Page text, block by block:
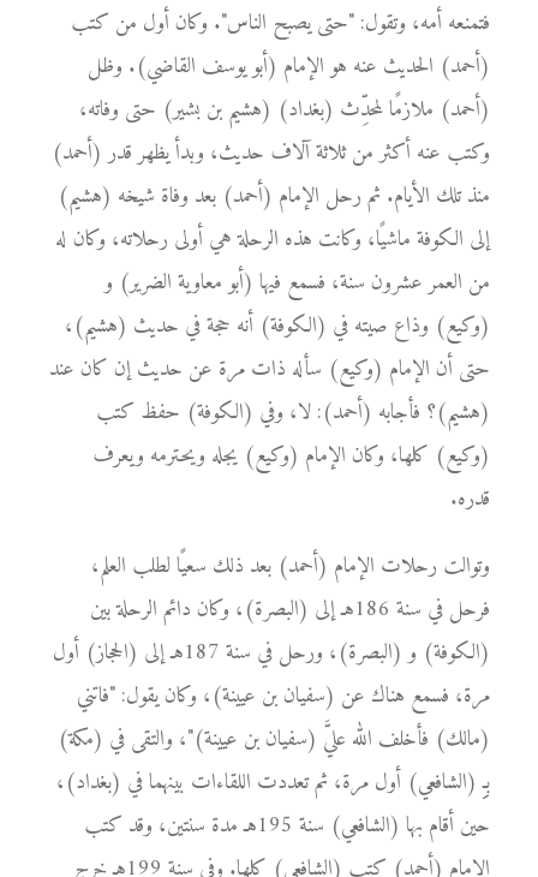
فتمنعه أمه، وتقول: "حتى يصبح الناس". وكان أول من كتب
(أحمد) الحديث عنه هو الإمام (أبو يوسف القاضي). وظل
(أحمد) ملازمًا لمحدِّث (بغداد) (هشيم بن بشير) حتى وفاته،
وكتب عنه أكثر من ثلاثة آلاف حديث، وبدأ يظهر قدر (أحمد)
منذ تلك الأيام. ثم رحل الإمام (أحمد) بعد وفاة شيخه (هشيم)
إلى الكوفة ماشيًا، وكانت هذه الرحلة هي أولى رحلاته، وكان له
من العمر عشرون سنة، فسمع فيها (أبو معاوية الضرير) و
(وكيع) وذاع صيته في (الكوفة) أنه حجة في حديث (هشيم)،
حتى أن الإمام (وكيع) سأله ذات مرة عن حديث إن كان عند
(هشيم)؟ فأجابه (أحمد): لا، وفي (الكوفة) حفظ كتب
(وكيع) كلها، وكان الإمام (وكيع) يجله ويحترمه ويعرف
قدره.
وتوالت رحلات الإمام (أحمد) بعد ذلك سعيًا لطلب العلم،
فرحل في سنة 186هـ إلى (البصرة)، وكان دائم الرحلة بين
(الكوفة) و (البصرة)، ورحل في سنة 187هـ إلى (الحجاز) أول
مرة، فسمع هناك عن (سفيان بن عيينة)، وكان يقول: "فاتني
(مالك) فأخلف الله عليَّ (سفيان بن عيينة)"، والتقى في (مكة)
بـِِِ (الشافعي) أول مرة، ثم تعددت اللقاءات بينهما في (بغداد)،
حين أقام بها (الشافعي) سنة 195هـ مدة سنتين، وقد كتب
الإمام (أحمد) كتب (الشافعي) كلها. وفي سنة 199هـ خرج